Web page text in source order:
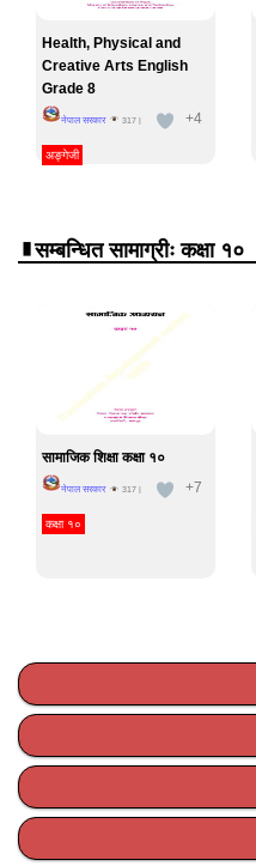
Health, Physical and
Creative Arts English
Grade 8
नेपाल सरकार 317| +4
अङ्गेजी
सम्बन्धित सामाग्रीः कक्षा १०
सामाजिक शिक्षा कक्षा १०
नेपाल सरकार 317| +7
कक्षा १०